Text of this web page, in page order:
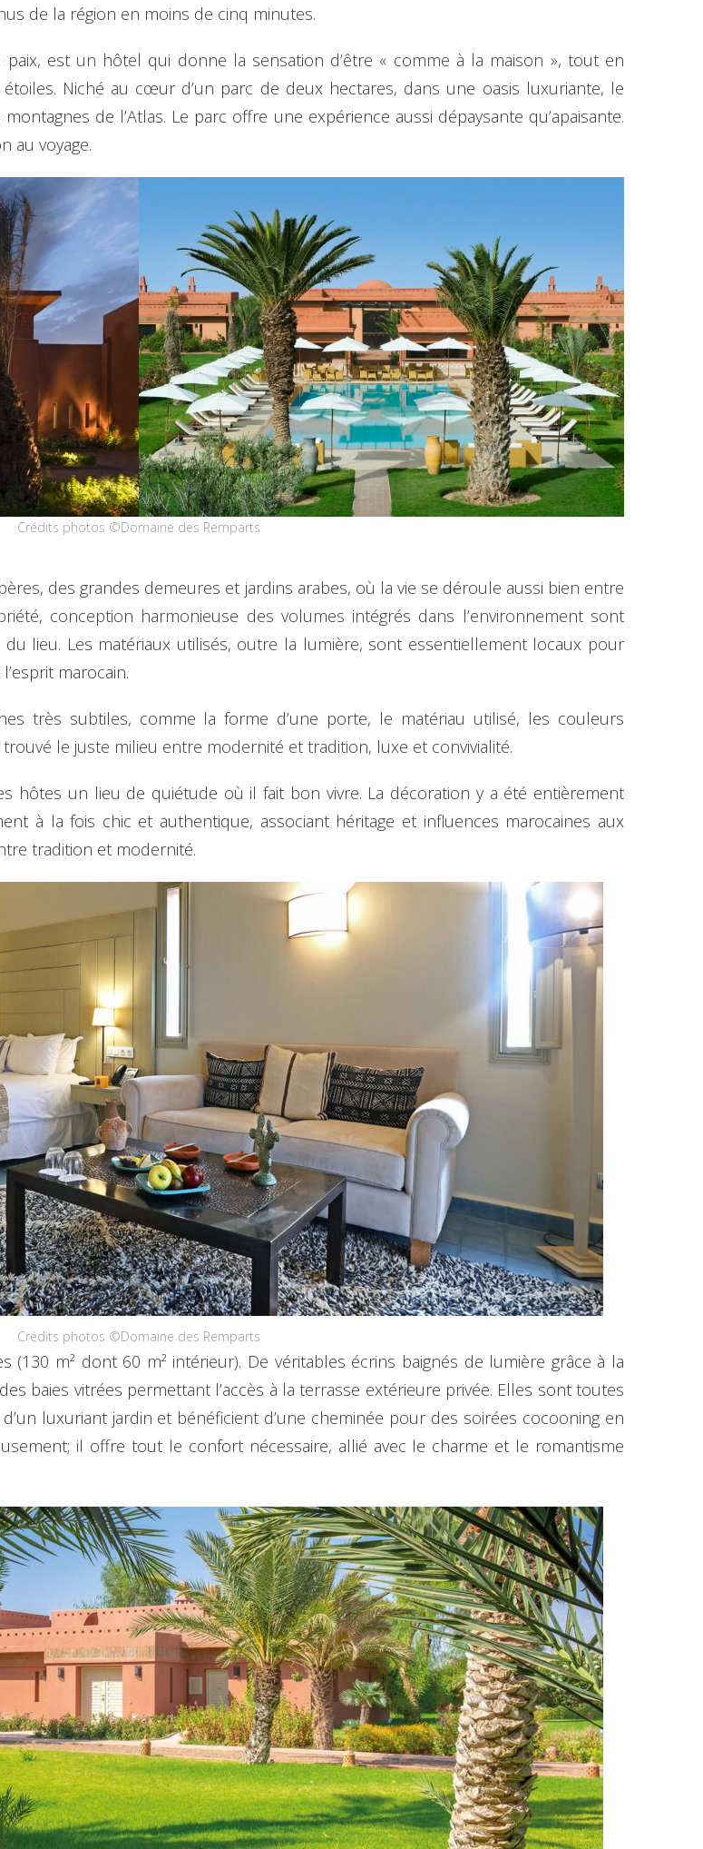
de la région en moins de cinq minutes.
paix, est un hôtel qui donne la sensation d’être « comme à la maison », tout en
Niché au cœur d’un parc de deux hectares, dans une oasis luxuriante, le
de l’Atlas. Le parc offre une expérience aussi dépaysante qu’apaisante.
au voyage.
Crédits photos ©Domaine des Remparts
des grandes demeures et jardins arabes, où la vie se déroule aussi bien entre
conception harmonieuse des volumes intégrés dans l’environnement sont
du lieu. Les matériaux utilisés, outre la lumière, sont essentiellement locaux pour
marocain.
très subtiles, comme la forme d’une porte, le matériau utilisé, les couleurs
le juste milieu entre modernité et tradition, luxe et convivialité.
hôtes un lieu de quiétude où il fait bon vivre. La décoration y a été entièrement
à la fois chic et authentique, associant héritage et influences marocaines aux
tradition et modernité.
Crédits photos ©Domaine des Remparts
(130 m² dont 60 m² intérieur). De véritables écrins baignés de lumière grâce à la
baies vitrées permettant l’accès à la terrasse extérieure privée. Elles sont toutes
luxuriant jardin et bénéficient d’une cheminée pour des soirées cocooning en
il offre tout le confort nécessaire, allié avec le charme et le romantisme